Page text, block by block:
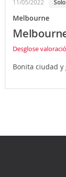
11/05/2022 Solo
Melbourne
Desglose
Bonita ciudad